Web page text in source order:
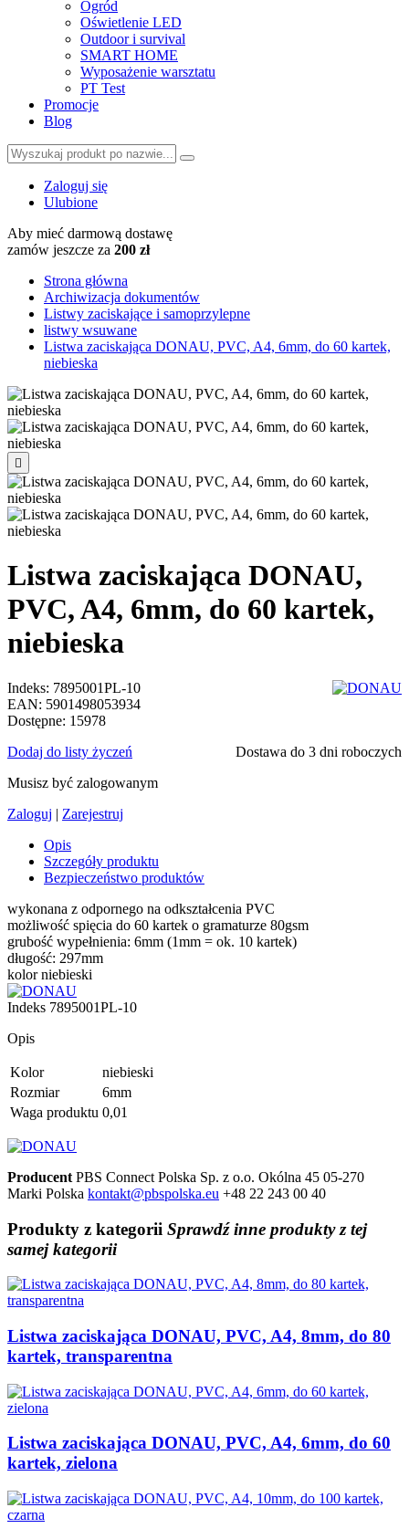
Ogród
Oświetlenie LED
Outdoor i survival
SMART HOME
Wyposażenie warsztatu
PT Test
Promocje
Blog
Zaloguj się
Ulubione
Aby mieć darmową dostawę
zamów jeszcze za 200 zł
Strona główna
Archiwizacja dokumentów
Listwy zaciskające i samoprzylepne
listwy wsuwane
Listwa zaciskająca DONAU, PVC, A4, 6mm, do 60 kartek,
niebieska

Listwa zaciskająca DONAU,
PVC, A4, 6mm, do 60 kartek,
niebieska
Indeks: 7895001PL-10
EAN: 5901498053934
Dostępne: 15978
Dostawa do 3 dni roboczych
Dodaj do listy życzeń
Musisz być zalogowanym
Zaloguj | Zarejestruj
Opis
Szczegóły produktu
Bezpieczeństwo produktów
wykonana z odpornego na odkształcenia PVC
możliwość spięcia do 60 kartek o gramaturze 80gsm
grubość wypełnienia: 6mm (1mm = ok. 10 kartek)
długość: 297mm
kolor niebieski
Indeks 7895001PL-10
Opis
Kolor
niebieski
Rozmiar
6mm
Waga produktu 0,01
Producent PBS Connect Polska Sp. z o.o. Okólna 45 05-270
Marki Polska kontakt@pbspolska.eu +48 22 243 00 40
Produkty z kategorii Sprawdź inne produkty z tej
samej kategorii
Listwa zaciskająca DONAU, PVC, A4, 8mm, do 80
kartek, transparentna
Listwa zaciskająca DONAU, PVC, A4, 6mm, do 60
kartek, zielona